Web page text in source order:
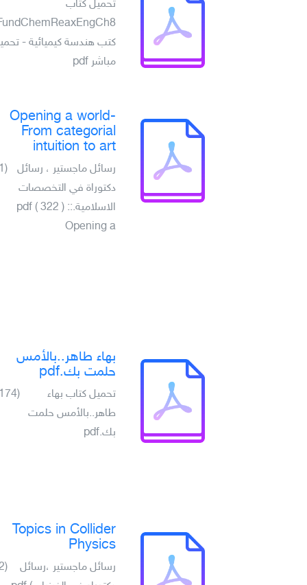
تحميل كتاب
كتب هندسة كيميائية -
مباشر pdf
Opening a world-
From categorial
intuition to art
(1)
رسائل ماجستير ، رسائل
دكتوراة في التخصصات
الاسلامية.pdf ( 322 ) ::
Opening a
بهاء طاهر..بالأمس
حلمت بك.pdf
(174)
تحميل كتاب بهاء
طاهر..بالأمس حلمت
بك.pdf
Topics in Collider
Physics
(2)
رسائل ماجستير ،رسائل